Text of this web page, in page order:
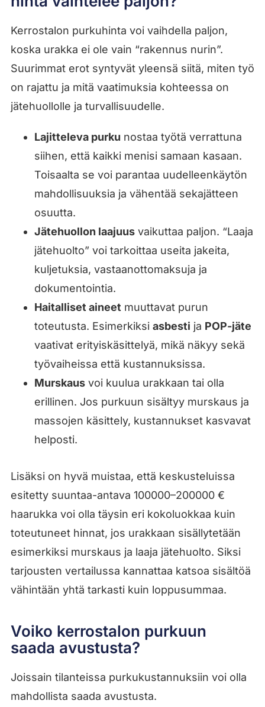
Kerrostalon purkuhinta voi vaihdella paljon,
koska urakka ei ole vain “rakennus nurin”.
Suurimmat erot syntyvät yleensä siitä, miten työ
on rajattu ja mitä vaatimuksia kohteessa on
jätehuollolle ja turvallisuudelle.
Lajitteleva purku nostaa työtä verrattuna
siihen, että kaikki menisi samaan kasaan.
Toisaalta se voi parantaa uudelleenkäytön
mahdollisuuksia ja vähentää sekajätteen
osuutta.
Jätehuollon laajuusvaikuttaa paljon. “Laaja
jätehuolto” voi tarkoittaa useita jakeita,
kuljetuksia, vastaanottomaksuja ja
dokumentointia.
Haitalliset aineet muuttavat purun
toteutusta. Esimerkiksi asbesti ja POP-jäte
vaativat erityiskäsittelyä, mikä näkyy sekä
työvaiheissa että kustannuksissa.
Murskausvoi kuulua urakkaan tai olla
erillinen. Jos purkuun sisältyy murskaus ja
massojen käsittely, kustannukset kasvavat
helposti.
Lisäksi on hyvä muistaa, että keskusteluissa
esitetty suuntaa-antava 100000–200000 €
haarukka voi olla täysin eri kokoluokkaa kuin
toteutuneet hinnat, jos urakkaan sisällytetään
esimerkiksi murskaus ja laaja jätehuolto. Siksi
tarjousten vertailussa kannattaa katsoa sisältöä
vähintään yhtä tarkasti kuin loppusummaa.
Voiko kerrostalon purkuun
saada avustusta?
Joissain tilanteissa purkukustannuksiin voi olla
mahdollista saada avustusta.